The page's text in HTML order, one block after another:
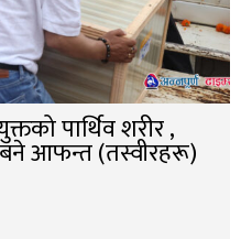
पार्थिव शरीर ,
आफन्त (तस्वीरहरू)